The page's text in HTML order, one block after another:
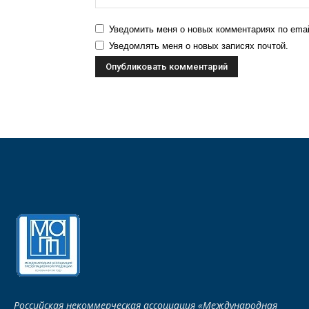
Уведомить меня о новых комментариях по
Уведомлять меня о новых записях почтой.
Российская некоммерческая ассоциация «Международная